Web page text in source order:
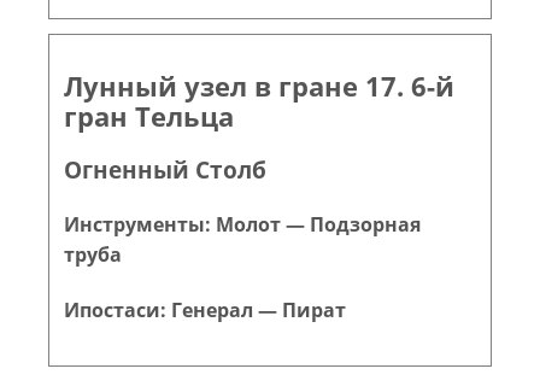
Лунный узел в гране 17. 6-й
гран Тельца
Огненный Столб
Инструменты: Молот — Подзорная
труба
Ипостаси: Генерал — Пират